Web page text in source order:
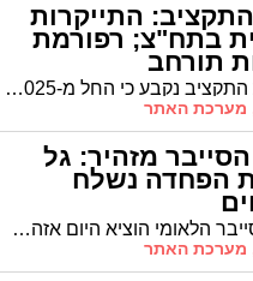
התייקרות
בתח"צ; רפורמת
תורחב
במסגרת התקציב נקבע כי החל מ-2025 מחיר נסיעה באוטובוס יעלה משישה ל-8 שקלים, ובמקביל יתייקרו משמעותית גם תעריפי החופשי-חודשי והחופשי-שנתי. לצד ההתייקרות, הוצגה רפורמה מקיפה שמטרתה להקל על אוכלוסיות מוחלשות
מזהיר: גל
הפחדה נשלח
מערך הסייבר הלאומי הוציא היום אזהרה בעקבות גל הודעות SMS מאיימות שנשלחו לאזרחים ברחבי הארץ. ההודעות, שכללו פרטים אישיים של הנמענים, הציעו להם "להתגייס" תמורת תשלום עבור גורמים עוינים.